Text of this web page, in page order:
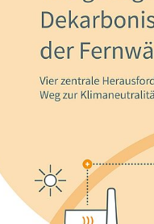
PUBLIKATION
Wie gelingt die
Das Impulspapier
fossilen
2045.